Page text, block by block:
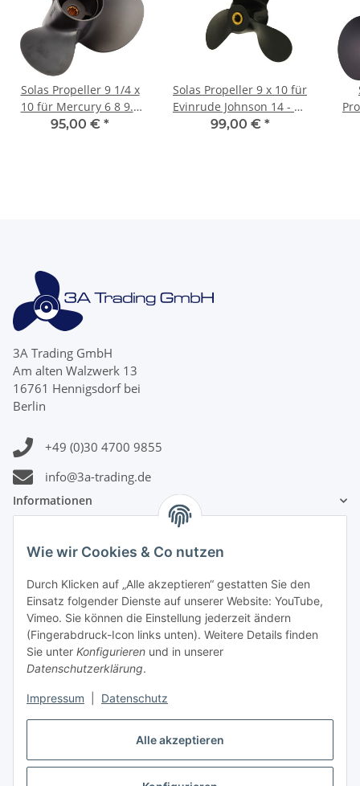
Alle akzeptieren
Wie wir Cookies & Co nutzen
Durch Klicken auf „Alle akzeptieren“ gestatten Sie den
Einsatz folgender Dienste auf unserer Website: YouTube,
Vimeo. Sie können die Einstellung jederzeit ändern
(Fingerabdruck-Icon links unten). Weitere Details finden
Sie unter Konfigurieren und in unserer
Datenschutzerklärung.
Impressum Datenschutz
Solas Propeller 9 1/4 x
10 für Mercury 6 8 9.9
15 PS mit 8 Zähnen
95,00 € *
Solas Propeller 9 x 10 für
Evinrude Johnson 14 - 28
PS 3 Blatt mit 13 Zähnen
99,00 € *
3A Trading GmbH
Am alten Walzwerk 13
16761 Hennigsdorf bei
Berlin
+49 (0)30 4700 9855
info@3a-trading.de
Informationen
Gesetzliche Informationen
Zahlungsinformationen
Versandinformationen